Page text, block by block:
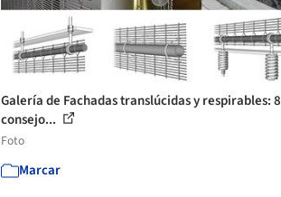
Galería de Fachadas translúcidas y respirables: 8
consejo...
Foto
Marcar